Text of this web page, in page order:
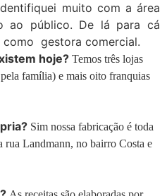
muito com a área
ao público. De lá para cá
como gestora comercial.
hoje? Temos três lojas
família) e mais oito franquias
Sim nossa fabricação é toda
rua Landmann, no bairro Costa e